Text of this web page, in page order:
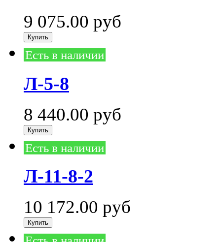
9 075.00 руб
Есть в наличии
Л-5-8
8 440.00 руб
Есть в наличии
Л-11-8-2
10 172.00 руб